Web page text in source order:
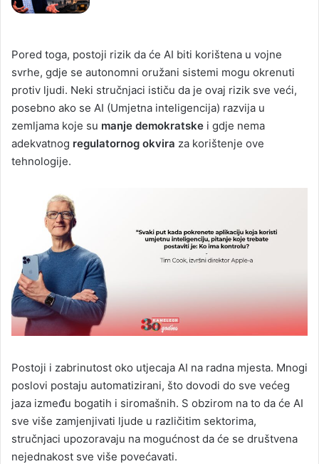
Pored toga, postoji rizik da će AI biti korištena u vojne
svrhe, gdje se autonomni oružani sistemi mogu okrenuti
protiv ljudi. Neki stručnjaci ističu da je ovaj rizik sve veći,
posebno ako se AI (Umjetna inteligencija) razvija u
zemljama koje su manje demokratske i gdje nema
adekvatnog regulatornog okvira za korištenje ove
tehnologije.
Postoji i zabrinutost oko utjecaja AI na radna mjesta. Mnogi
poslovi postaju automatizirani, što dovodi do sve većeg
jaza između bogatih i siromašnih. S obzirom na to da će AI
sve više zamjenjivati ljude u različitim sektorima,
stručnjaci upozoravaju na mogućnost da će se društvena
nejednakost sve više povećavati.